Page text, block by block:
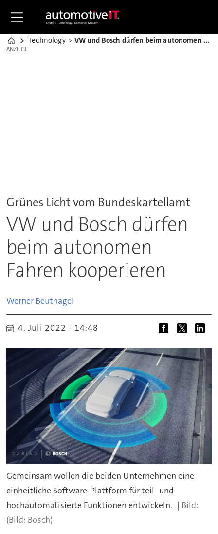
Home
Technology VW und Bosch dürfen beim autonomen Fahren kooperieren
ANZEIGE
ANZEIGE
Grünes Licht vom Bundeskartellamt
VW und Bosch dürfen
beim autonomen
Fahren kooperieren
Werner Beutnagel
4. Juli 2022 - 14:48
Gemeinsam wollen die beiden Unternehmen eine
einheitliche Software-Plattform für teil- und
hochautomatisierte Funktionen entwickeln.
(Bild: Bosch)